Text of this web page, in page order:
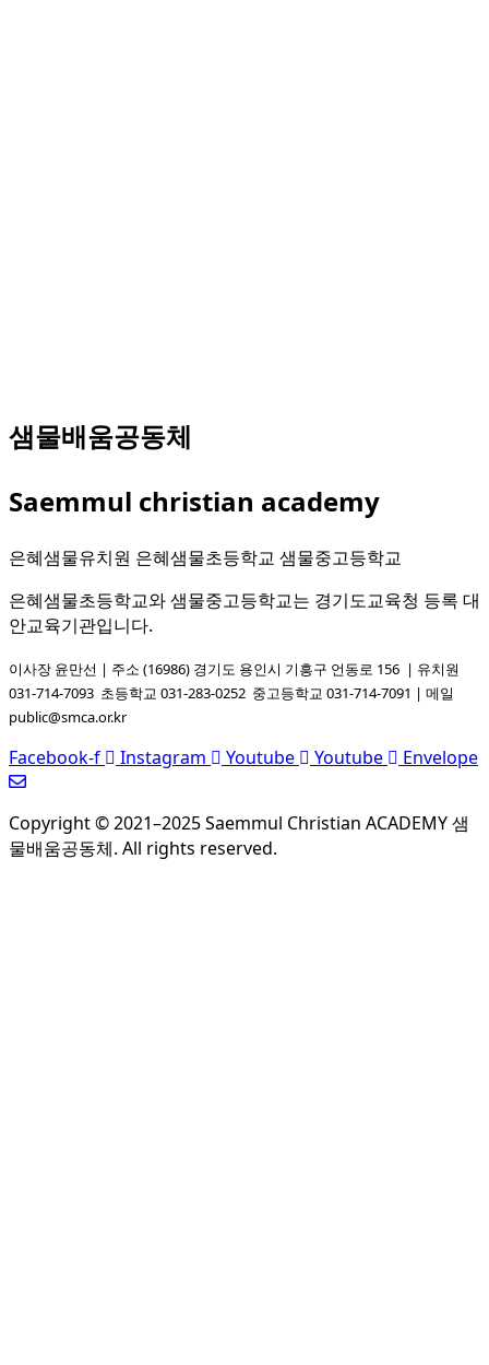
샘물배움공동체
Saemmul christian academy
은혜샘물유치원 은혜샘물초등학교 샘물중고등학교
은혜샘물초등학교와 샘물중고등학교는 경기도교육청 등록 대
안교육기관입니다.
이사장 윤만선 | 주소 (16986) 경기도 용인시 기흥구 언동로 156 | 유치원
031-714-7093 초등학교 031-283-0252 중고등학교 031-714-7091 | 메일
public@smca.or.kr
Facebook-f Instagram Youtube Youtube Envelope
Copyright © 2021–2025 Saemmul Christian ACADEMY 샘
물배움공동체. All rights reserved.